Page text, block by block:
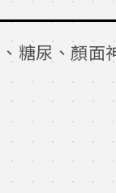
糖尿、顏面